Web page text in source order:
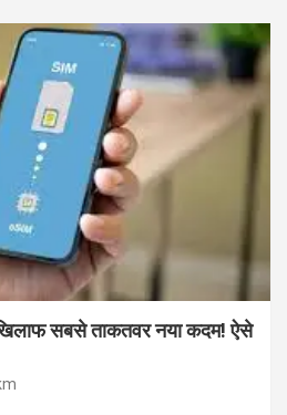
सबसे ताकतवर नया कदम! ऐसे